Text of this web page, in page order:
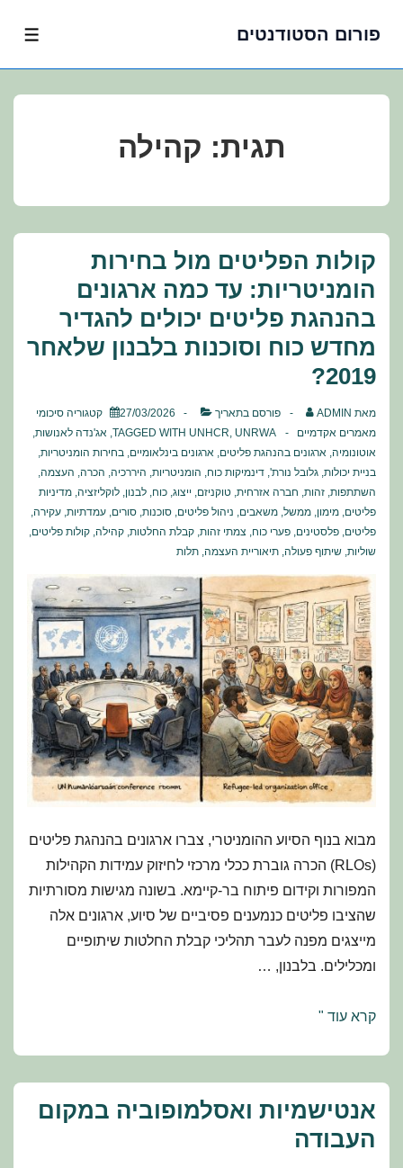
פורום הסטודנטים
תגית: קהילה
קולות הפליטים מול בחירות
הומניטריות: עד כמה ארגונים
בהנהגת פליטים יכולים להגדיר
מחדש כוח וסוכנות בלבנון שלאחר
2019?
מאת ADMIN פורסם בתאריך 27/03/2026 קטגוריה סיכומי
מאמרים אקדמיים
TAGGED WITH UNHCR, UNRWA
, אג'נדה לאנושות,
אוטונומיה, ארגונים בהנהגת פליטים, ארגונים בינלאומיים, בחירות הומניטריות,
בניית יכולות, גלובל נורת', דינמיקות כוח, הומניטריות, היררכיה, הכרה, העצמה,
השתתפות, זהות, חברה אזרחית, טוקניזם, ייצוג, כוח, לבנון, לוקליזציה, מדיניות
פליטים, מימון, ממשל, משאבים, ניהול פליטים, סוכנות, סורים, עמדתיות, עקירה,
פליטים, פלסטינים, פערי כוח, צמתי זהות, קבלת החלטות, קהילה, קולות פליטים,
שוליות, שיתוף פעולה, תיאוריית העצמה, תלות
מבוא בנוף הסיוע ההומניטרי, צברו ארגונים בהנהגת פליטים
(RLOs) הכרה גוברת ככלי מרכזי לחיזוק עמידות הקהילות
המפורות וקידום פיתוח בר-קיימא. בשונה מגישות מסורתיות
שהציבו פליטים כנמענים פסיביים של סיוע, ארגונים אלה
מייצגים מפנה לעבר תהליכי קבלת החלטות שיתופיים
ומכלילים. בלבנון, …
קולות
הומניטריות:
עד
קרא עוד "
אנטישמיות ואסלמופוביה במקום
העבודה